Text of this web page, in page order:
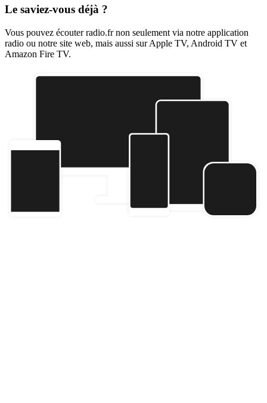
Le saviez-vous déjà ?
Vous pouvez écouter radio.fr non seulement via notre application
radio ou notre site web, mais aussi sur Apple TV, Android TV et
Amazon Fire TV.